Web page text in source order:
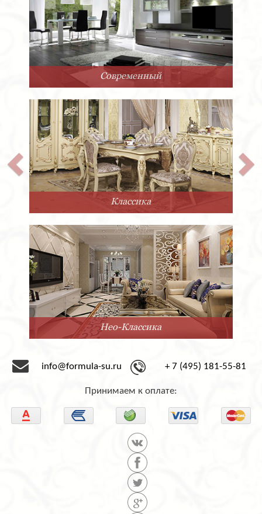
Современный
Классика
Нео-Классика
info@formula-su.ru + 7 (495) 181-55-81
Принимаем к оплате: